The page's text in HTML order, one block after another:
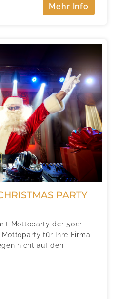
Mehr Info
PARTY
Mottoparty der 50er
für Ihre Firma
nicht auf den